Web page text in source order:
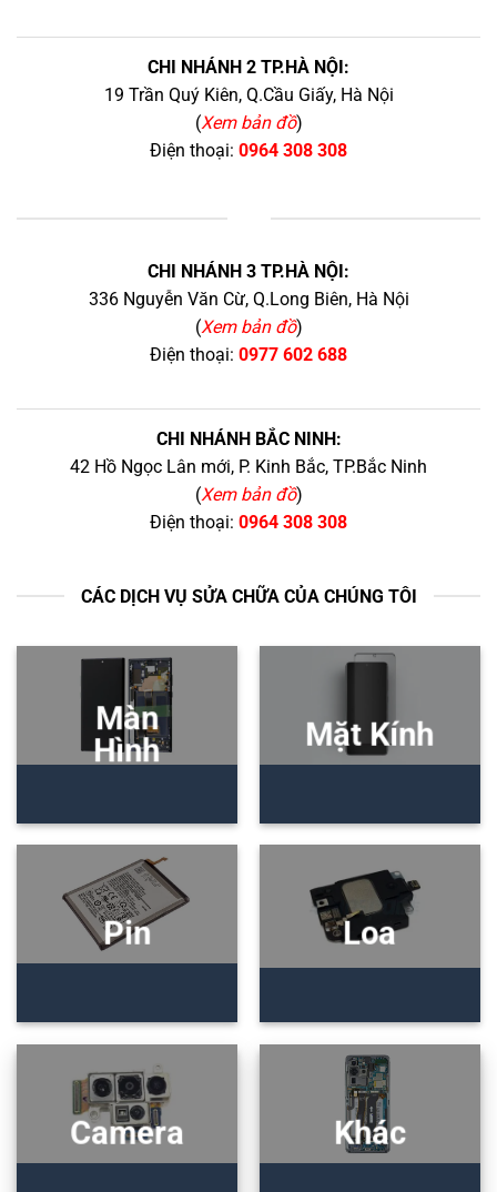
CHI NHÁNH 2 TP.HÀ NỘI:
19 Trần Quý Kiên, Q.Cầu Giấy, Hà Nội
(Xem bản đồ)
Điện thoại: 0964 308 308
CHI NHÁNH 3 TP.HÀ NỘI:
336 Nguyễn Văn Cừ, Q.Long Biên, Hà Nội
(Xem bản đồ)
Điện thoại: 0977 602 688
CHI NHÁNH BẮC NINH:
42 Hồ Ngọc Lân mới, P. Kinh Bắc, TP.Bắc Ninh
(Xem bản đồ)
Điện thoại: 0964 308 308
CÁC DỊCH VỤ SỬA CHỮA CỦA CHÚNG TÔI
Màn
Hình
Mặt Kính
Pin Loa
Camera Khác